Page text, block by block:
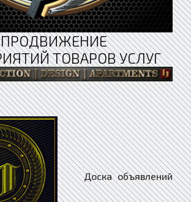
ПРОДВИЖЕНИЕ
ТОВАРОВ УСЛУГ
Доска объявлений работники транспорта Москва, Доска объявлений работники транспорта Муравленко, Доска объявлений работники транспорта Мураши, Доска объявлений работники транспорта Мурманск, Доска объявлений работники транспорта Муром, Доска объявлений работники транспорта Мценск, Доска объявлений работники транспорта Мыски, Доска объявлений работники транспорта Мытищи, Доска объявлений работники транспорта Мышкин, Доска объявлений работники транспорта Набережные Челны, Доска объявлений работники транспорта Навашино, Доска объявлений работники транспорта Наволоки, Доска объявлений работники транспорта Надым, Доска объявлений работники транспорта Назарово, Доска объявлений работники транспорта Назрань, Доска объявлений работники транспорта Называевск, Доска объявлений работники транспорта Нальчик, Доска объявлений работники транспорта Нестеров, Доска объявлений работники транспорта Нефтегорск, Доска объявлений работники транспорта Нефтекамск, Доска объявлений работники транспорта Нефтекумск, Доска объявлений работники транспорта Нефтеюганск, Доска объявлений работники транспорта Нея, Доска объявлений работники транспорта Нижневартовск, Доска объявлений работники транспорта Нижнекамск, Доска объявлений работники транспорта Нижнеудинск, Доска объявлений работники транспорта Нижние Серги, Доска объявлений работники транспорта Нижний Ломов, Доска объявлений работники транспорта Нижний Новгород, Доска объявлений работники транспорта Новокубанск, Доска объявлений работники транспорта Новокузнецк, Доска объявлений работники транспорта Новокуйбышевск, Доска объявлений работники транспорта Новомичуринск, Доска объявлений работники транспорта Новомосковск, Доска объявлений работники транспорта Новопавловск, Доска объявлений работники транспорта Новоржев, Доска объявлений работники транспорта Новороссийск, Доска объявлений работники транспорта Новосибирск, Доска объявлений работники транспорта Новосиль, Доска объявлений работники транспорта Новосокольники, Доска объявлений работники транспорта Новотроицк, Доска объявлений работники транспорта Новоузенск, Доска объявлений работники транспорта Новоульяновск, Доска объявлений работники транспорта Нюрба, Доска объявлений работники транспорта Нягань, Доска объявлений работники транспорта Нязепетровск, Доска объявлений работники транспорта Няндома, Доска объявлений работники транспорта Облучье, Доска объявлений работники транспорта Обнинск, Доска объявлений работники транспорта Обоянь, Доска объявлений работники транспорта Обь, Доска объявлений работники транспорта Одинцово, Доска объявлений работники транспорта Озёрск, Доска объявлений работники транспорта Озёры, Доска объявлений работники транспорта Октябрьск, Доска объявлений работники транспорта Октябрьский, Доска объявлений работники транспорта Окуловка, Доска объявлений работники транспорта Олёкминск, Доска объявлений работники транспорта Оленегорск, Доска объявлений работники транспорта Олонец, Доска объявлений работники транспорта Омск, Доска объявлений работники транспорта Омутнинск, Доска объявлений работники транспорта Онега, Доска объявлений работники транспорта Опочка, Доска объявлений работники транспорта Орёл, Доска объявлений работники транспорта Оренбург, Доска объявлений работники транспорта Орехово-Зуево, Доска объявлений работники транспорта Орлов, Доска объявлений работники транспорта Орск, Доска объявлений работники транспорта Оса, Доска объявлений работники транспорта Осинники, Доска объявлений работники транспорта Осташков, Доска объявлений работники транспорта Остров, Доска объявлений работники транспорта Островной, Доска объявлений работники транспорта Острогожск, Доска объявлений работники транспорта Отрадное, Доска объявлений работники транспорта Отрадный, Доска объявлений работники транспорта Оха, Доска объявлений работники транспорта Оханск, Доска объявлений работники транспорта Очёр, Доска объявлений работники транспорта Павлово, Доска объявлений работники транспорта Павловск, Доска объявлений работники транспорта Павловский Посад, Доска объявлений работники транспорта Палласовка, Доска объявлений работники транспорта Партизанск, Доска объявлений работники транспорта Певек, Доска объявлений работники транспорта Пенза, Доска объявлений работники транспорта Петухово, Доска объявлений работники транспорта Петушки, Доска объявлений работники транспорта Печора, Доска объявлений работники транспорта Печоры, Доска объявлений работники транспорта Пикалёво, Доска объявлений работники транспорта Пионерский, Доска объявлений работники транспорта Питкяранта, Доска объявлений работники транспорта Плавск, Доска объявлений работники транспорта Пласт, Доска объявлений работники транспорта Плёс, Доска объявлений работники транспорта Поворино, Доска объявлений работники транспорта Подольск, Доска объявлений работники транспорта Подпорожье, Доска объявлений работники транспорта Покачи, Доска объявлений работники транспорта Покров, Доска объявлений работники транспорта Покровск, Доска объявлений работники транспорта Полевской, Доска объявлений работники транспорта Полесск, Доска объявлений работники транспорта Полысаево, Доска объявлений работники транспорта Полярные Зори, Доска объявлений работники транспорта Полярный, Доска объявлений работники транспорта Поронайск, Доска объявлений работники транспорта Порхов, Доска объявлений работники транспорта Похвистнево, Доска объявлений работники транспорта Почеп, Доска объявлений работники транспорта Починок, Доска объявлений работники транспорта Пошехонье, Доска объявлений работники транспорта Правдинск, Доска объявлений работники транспорта Приволжск, Доска объявлений работники транспорта Приморск, Доска объявлений работники транспорта Приморско-Ахтарск, Доска объявлений работники транспорта Приозерск, Доска объявлений работники транспорта Прокопьевск, Доска объявлений работники транспорта Пролетарск, Доска объявлений работники транспорта Протвино, Доска объявлений работники транспорта Прохладный, Доска объявлений работники транспорта Псков, Доска объявлений работники транспорта Пугачёв, Доска объявлений работники транспорта Пудож, Доска объявлений работники транспорта Пустошка, Доска объявлений работники транспорта Пучеж, Доска объявлений работники транспорта Пушкино, Доска объявлений работники транспорта Пущино, Доска объявлений работники транспорта Пыталово, Доска объявлений работники транспорта Пыть-Ях, Доска объявлений работники транспорта Пятигорск, Доска объявлений работники транспорта Радужный, Доска объявлений работники транспорта Райчихинск, Доска объявлений работники транспорта Раменское, Доска объявлений работники транспорта Рассказово, Доска объявлений работники транспорта Ревда, Доска объявлений работники транспорта Реж, Доска объявлений работники транспорта Реутов, Доска объявлений работники транспорта Ржев, Доска объявлений работники транспорта Родники, Доска объявлений работники транспорта Рославль, Доска объявлений работники транспорта Россошь, Доска объявлений работники транспорта Ростов, Доска объявлений работники транспорта Ростов-на-Дону, Доска объявлений работники транспорта Рошаль, Доска объявлений работники транспорта Ртищево, Доска объявлений работники транспорта Рубцовск, Доска объявлений работники транспорта Рудня, Доска объявлений работники транспорта Руза, Доска объявлений работники транспорта Рузаевка, Доска объявлений работники транспорта Рыбинск, Доска объявлений работники транспорта Рыбное, Доска объявлений работники транспорта Рыльск, Доска объявлений работники транспорта Ряжск, Доска объявлений работники транспорта Рязань, Доска объявлений работники транспорта Саки, Доска объявлений работники транспорта Салават, Доска объявлений работники транспорта Салаир, Доска объявлений работники транспорта Салехард, Доска объявлений работники транспорта Сальск, Доска объявлений работники транспорта Самара, Доска объявлений работники транспорта Санкт-Петербург, Доска объявлений работники транспорта Саранск, Доска объявлений работники транспорта Сарапул, Доска объявлений работники транспорта Саратов, Доска объявлений работники транспорта Саров, Доска объявлений работники транспорта Сасово, Доска объявлений работники транспорта Сатка, Доска объявлений работники транспорта Сафоново, Доска объявлений работники транспорта Саяногорск, Доска объявлений работники транспорта Саянск, Доска объявлений работники транспорта Светлогорск, Доска объявлений работники транспорта Светлоград, Доска объявлений работники транспорта Светлый, Доска объявлений работники транспорта Светогорск, Доска объявлений работники транспорта Свирск, Доска объявлений работники транспорта Свободный, Доска объявлений работники транспорта Себеж, Доска объявлений работники транспорта Севастополь, Доска объявлений работники транспорта Северо-Курильск, Доска объявлений работники транспорта Северобайкальск, Доска объявлений работники транспорта Северодвинск, Доска объявлений работники транспорта Североморск, Доска объявлений работники транспорта Североуральск, Доска объявлений работники транспорта Северск, Доска объявлений работники транспорта Севск, Доска объявлений работники транспорта Сегежа, Доска объявлений работники транспорта Сельцо, Доска объявлений работники транспорта Семёнов, Доска объявлений работники транспорта Семикаракорск, Доска объявлений работники транспорта Семилуки, Доска объявлений работники транспорта Сенгилей, Доска объявлений работники транспорта Серафимович, Доска объявлений работники транспорта Сергач, Доска объявлений работники транспорта Сергиев Посад, Доска объявлений работники транспорта Сердобск, Доска объявлений работники транспорта Серов, Доска объявлений работники транспорта Серпухов, Доска объявлений работники транспорта Сертолово, Доска объявлений работники транспорта Сибай, Доска объявлений работники транспорта Сим, Доска объявлений работники транспорта Симферополь, Доска объявлений работники транспорта Сковородино, Доска объявлений работники транспорта Скопин, Доска объявлений работники транспорта Славгород, Доска объявлений работники транспорта Слав